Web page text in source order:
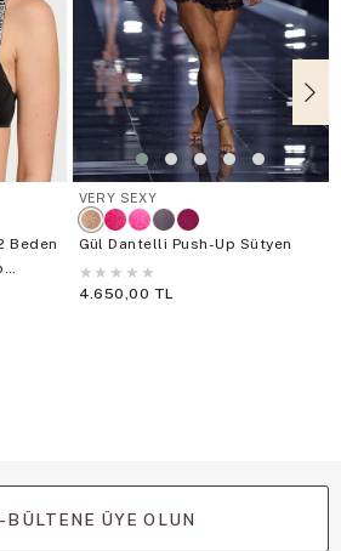
Beden
VERY SEXY
Gül Dantelli Push-Up Sütyen
★ ★ ★ ★ ★
4.650,00 TL
BÜLTENE ÜYE OLUN